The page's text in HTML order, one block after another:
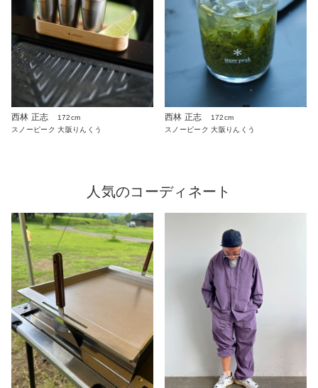
西林 正志
172cm
スノーピーク 大阪りんくう
西林 正志
172cm
スノーピーク 大阪りんくう
人気のコーディネート